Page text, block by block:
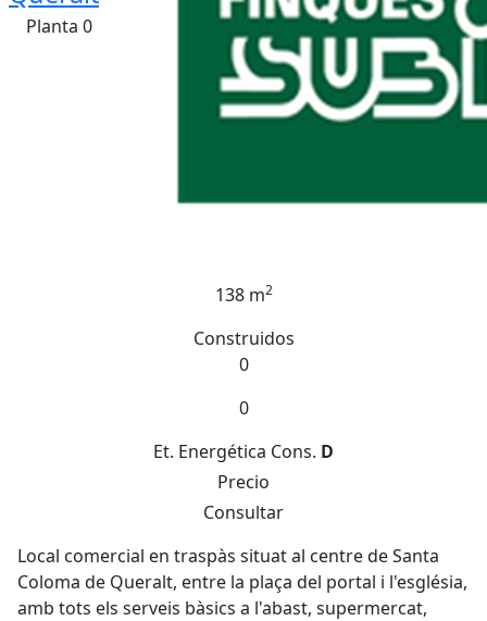
Planta 0
138 m2
Construidos
0
0
Et. Energética Cons. D
Precio
Consultar
Local comercial en traspàs situat al centre de Santa
Coloma de Queralt, entre la plaça del portal i l'església,
amb tots els serveis bàsics a l'abast, supermercat,